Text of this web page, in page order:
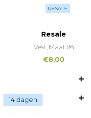
RESALE
Resale
Vest, Maat 116
€8,00
14 dagen